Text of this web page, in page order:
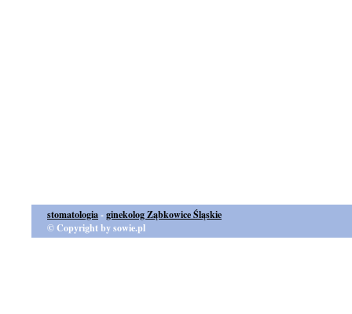
stomatologia-ginekolog Ząbkowice Śląskie
© Copyright by sowie.pl